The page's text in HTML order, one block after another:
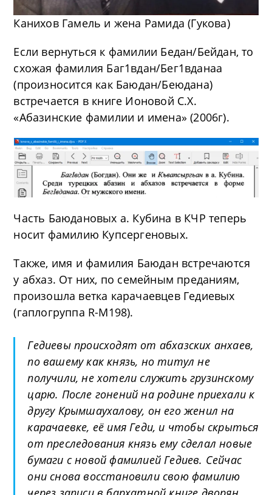
Канихов Гамель и жена Рамида (Гукова)
Если вернуться к фамилии Бедан/Бейдан, то
схожая фамилия Баг1вдан/Бег1вданаа
(произносится как Баюдан/Беюдана)
встречается в книге Ионовой С.Х.
«Абазинские фамилии и имена» (2006г).
Часть Баюдановых а. Кубина в КЧР теперь
носит фамилию Купсергеновых.
Также, имя и фамилия Баюдан встречаются
у абхаз. От них, по семейным преданиям,
произошла ветка карачаевцев Гедиевых
(гаплогруппа R-M198).
Гедиевы происходят от абхазских анхаев,
по вашему как князь, но титул не
получили, не хотели служить грузинскому
царю. После гонений на родине приехали к
другу Крымшаухалову, он его женил на
карачаевке, её имя Геди, и чтобы скрыться
от преследования князь ему сделал новые
бумаги с новой фамилией Гедиев. Сейчас
они снова восстановили свою фамилию